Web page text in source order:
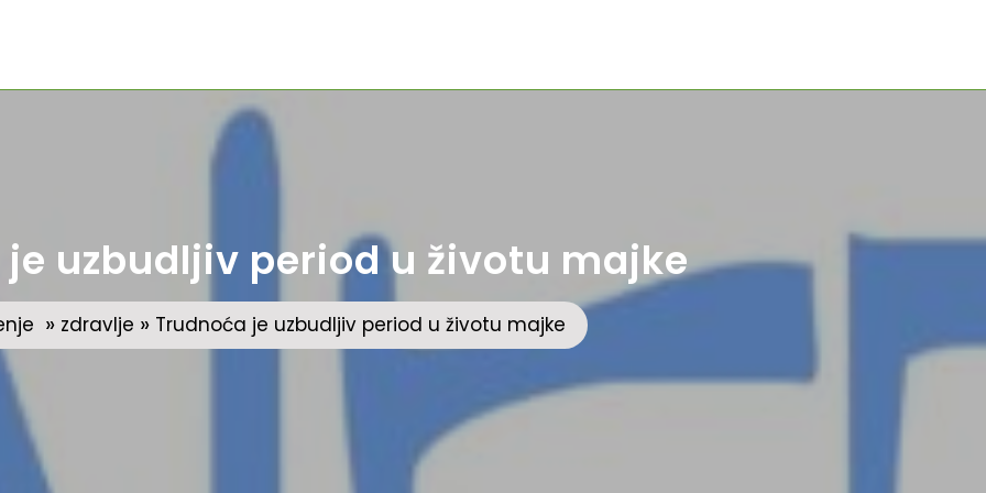
uzbudljiv period u životu majke
» zdravlje » Trudnoća je uzbudljiv period u životu majke